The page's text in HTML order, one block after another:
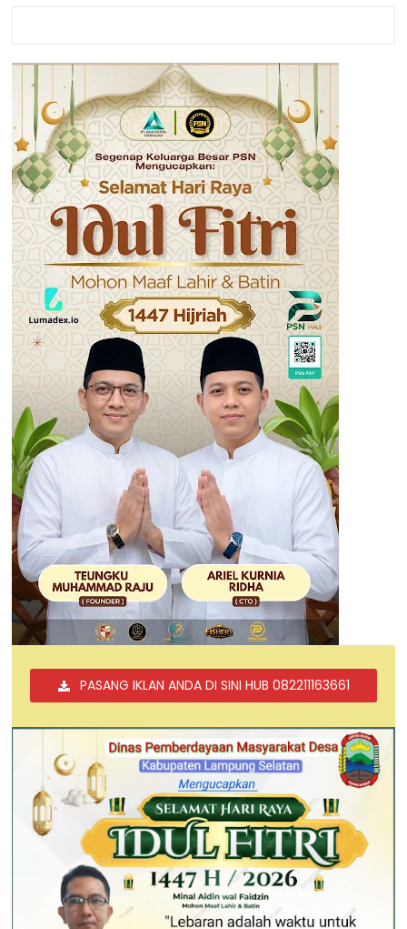
PASANG IKLAN ANDA DI SINI HUB 082211163661